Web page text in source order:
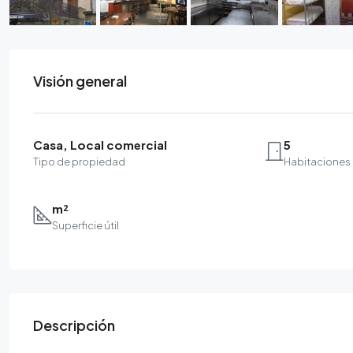
Visión general
Casa, Local comercial
Tipo de propiedad
5
Habitaciones
m²
Superficie útil
Descripción